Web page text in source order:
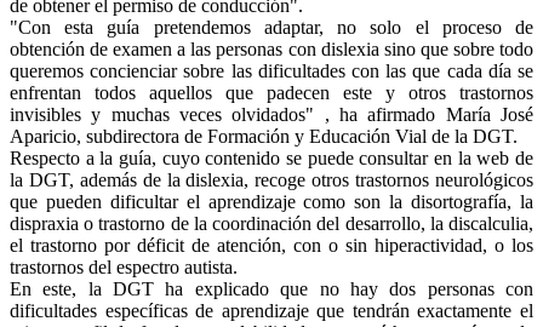
de obtener el permiso de conducción".
"Con esta guía pretendemos adaptar, no solo el proceso de
obtención de examen a las personas con dislexia sino que sobre todo
queremos concienciar sobre las dificultades con las que cada día se
enfrentan todos aquellos que padecen este y otros trastornos
invisibles y muchas veces olvidados" , ha afirmado María José
Aparicio, subdirectora de Formación y Educación Vial de la DGT.
Respecto a la guía, cuyo contenido se puede consultar en la web de
la DGT, además de la dislexia, recoge otros trastornos neurológicos
que pueden dificultar el aprendizaje como son la disortografía, la
dispraxia o trastorno de la coordinación del desarrollo, la discalculia,
el trastorno por déficit de atención, con o sin hiperactividad, o los
trastornos del espectro autista.
En este, la DGT ha explicado que no hay dos personas con
dificultades específicas de aprendizaje que tendrán exactamente el